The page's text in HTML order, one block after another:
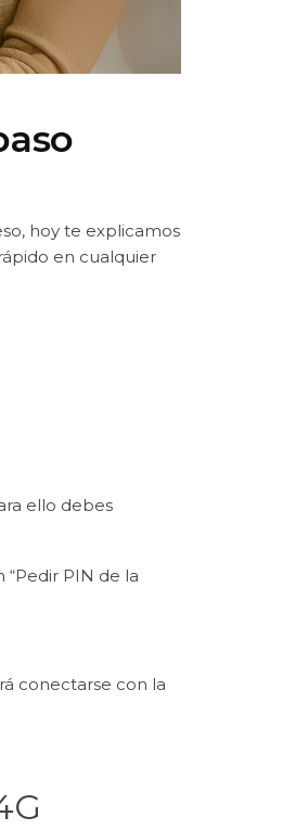
hoy te explicamos
en cualquier
ello debes
PIN de la
conectarse con la